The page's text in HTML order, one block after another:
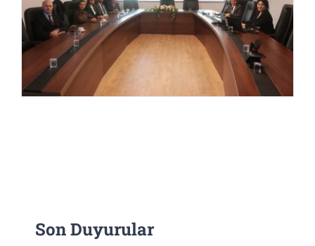
Son Duyurular